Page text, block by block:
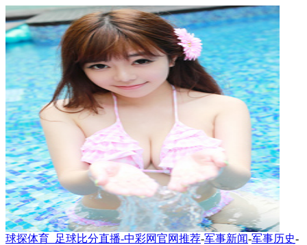
球探体育_足球比分直播-中彩网官网推荐-军事新闻-军事历史-